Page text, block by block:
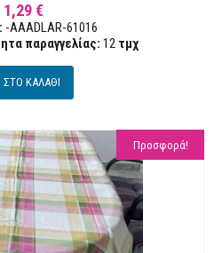
1,29 €
-AAADLAR-61016
παραγγελίας: 12 τμχ
ΣΤΟ ΚΑΛΑΘΙ
Προσφορά!